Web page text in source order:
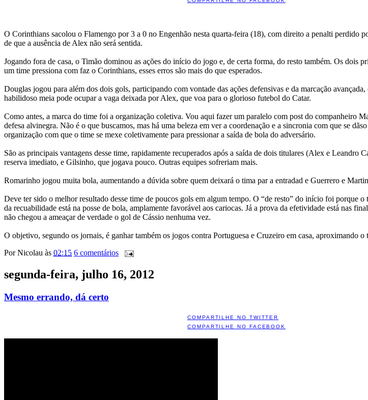
O Corinthians sacolou o Flamengo por 3 a 0 no Engenhão nesta quarta-feira (18), com direito a penalti perdido
de que a ausência de Alex não será sentida.
Jogando fora de casa, o Timão dominou as ações do início do jogo e, de certa forma, do resto também. Os dois
um time pressiona com faz o Corinthians, esses erros são mais do que esperados.
Douglas jogou para além dos dois gols, participando com vontade das ações defensivas e da marcação
habilidoso meia pode ocupar a vaga deixada por Alex, que voa para o glorioso futebol do Catar.
Como antes, a marca do time foi a organização coletiva. Vou aqui fazer um paralelo com post do companheiro
defesa alvinegra. Não é o que buscamos, mas há uma beleza em ver a coordenação e a sincronia com que se
organização com que o time se mexe coletivamente para pressionar a saída de bola do adversário.
São as principais vantagens desse time, rapidamente recuperados após a saída de dois titulares (Alex e
reserva imediato, e Gilsinho, que jogava pouco. Outras equipes sofreriam mais.
Romarinho jogou muita bola, aumentando a dúvida sobre quem deixará o tima par a entradad e Guerrero e
Deve ter sido o melhor resultado desse time de poucos gols em algum tempo. O “de resto” do início foi porque o
da recuabilidade está na posse de bola, amplamente favorável aos cariocas. Já a prova da efetividade está nas
não chegou a ameaçar de verdade o gol de Cássio nenhuma vez.
O objetivo, segundo os jornais, é ganhar também os jogos contra Portuguesa e Cruzeiro em casa, aproximando
PorNicolau às 02:15 6 comentários
segunda-feira, julho 16, 2012
Mesmo errando, dá certo
COMPARTILHE NO TWITTER
COMPARTILHE NO FACEBOOK